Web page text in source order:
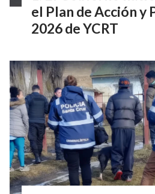
el Plan de Acción y
2026 de YCRT